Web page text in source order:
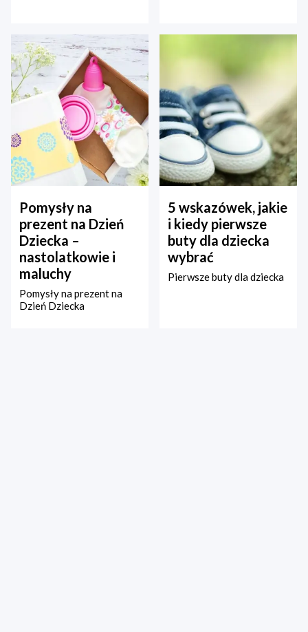
Pomysły na
prezent na Dzień
Dziecka –
nastolatkowie i
maluchy
Pomysły na prezent na
Dzień Dziecka
5 wskazówek, jakie
i kiedy pierwsze
buty dla dziecka
wybrać
Pierwsze buty dla dziecka